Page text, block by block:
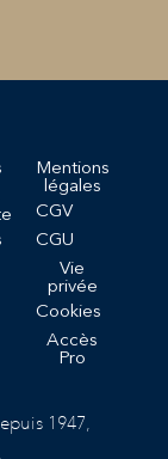
Mentions
légales
CGV
CGU
Vie
privée
Cookies
Accès
Pro
1947,